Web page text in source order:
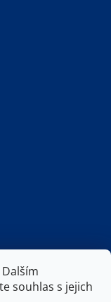
souhlas s jejich